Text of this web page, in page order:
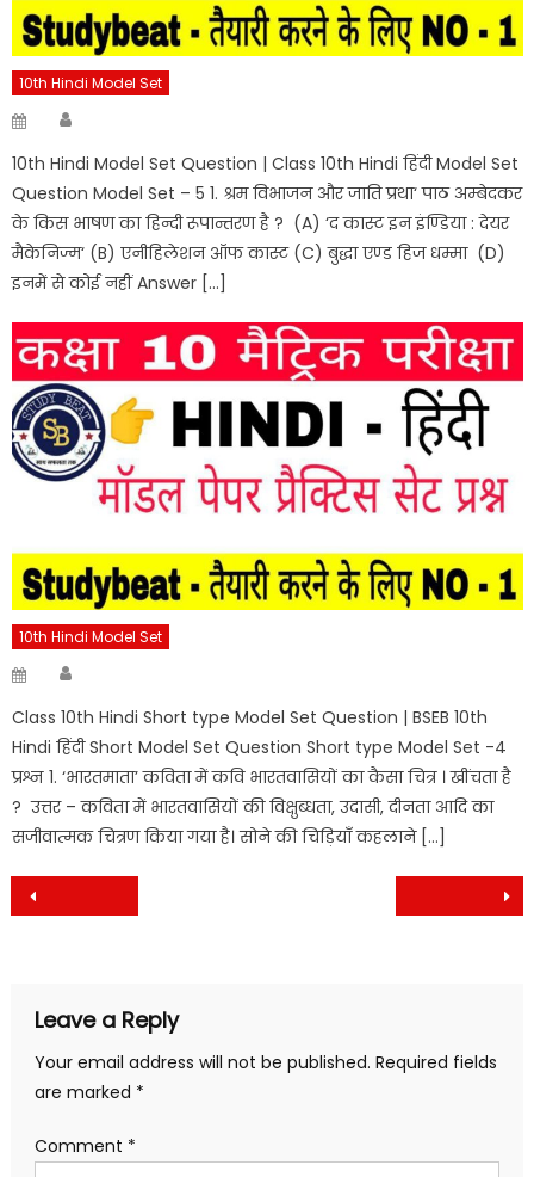
10th Hindi Model Set
Posted
10th Hindi Model Set Question | Class 10th Hindi हिंदी Model Set
Question Model Set – 5 1. श्रम विभाजन और जाति प्रथा‘ पाठ अम्बेदकर
के किस भाषण का हिन्दी रूपान्तरण है ? (A) ‘द कास्ट इन इंण्डिया : देयर
मैकेनिज्म‘ (B) एनीहिलेशन ऑफ कास्ट (C) बुद्धा एण्ड हिज धम्मा (D)
इनमें से कोई नहीं Answer […]
10th Hindi Model Set
Posted
Class 10th Hindi Short type Model Set Question | BSEB 10th
Hindi हिंदी Short Model Set Question Short type Model Set -4
प्रश्न 1. ‘भारतमाता’ कविता में कवि भारतवासियों का कैसा चित्र । खींचता है
? उत्तर – कविता में भारतवासियों की विक्षुब्धता, उदासी, दीनता आदि का
सजीवात्मक चित्रण किया गया है। सोने की चिड़ियाँ कहलाने […]
Post
Leave a Reply
Your email address will not be published. Required fields
are marked *
Comment *